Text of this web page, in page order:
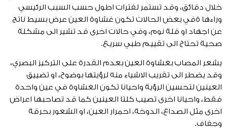
خلال دقائق، وقد تستمر لفترات اطول حسب السبب الرئيسي
وراءها ةفي بعض الحالات تكون غشاوة العين عرض بسيط ناتج
عن اجهاد او قلة نوم، وفي حالات اخرى قد تشير الى مشكلة
صحية تحتاج الى تقييم طبي سريع.
يشعر المصاب بغشاوة العين بعدم القدرة على التركيز البصري،
وقد يضطر الى تقريب الاشياء منه لرؤيتها بوضوح، او تضييق
العينين لتحسين الرؤية واحيانا تكون الغشاوة في عين واحدة
فقط، واحيانا اخرى تصيب كلتا العينين كما قد تصاحبها اعراض
اخرى مثل الصداع، الدوخة، احمرار العين، او الشعور بحرقة
وجفاف.